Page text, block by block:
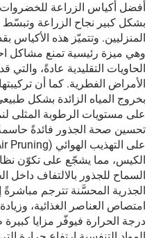
أفضل أكياس الزراعة للخضروات
بشكل كبير نجاح الزراعة وتبسّط
المنزليين. وتتميّز هذه الأكياس
وهي ميزة رئيسية تمنع مشاكل
الحاويات التقليدية عادةً، والتي
الأمراض الفطرية. كما أن
بخروج المياه الزائدة بشكل
على مستويات الرطوبة المثلى
تحسين صحة الجذور فائدةً
الكيس، مما يشجّع على تكوّن
الجذرية المحسَّنة تترجم
امتصاص العناصر الغذائية،
درجة الحرارة فيوفّر مزايا